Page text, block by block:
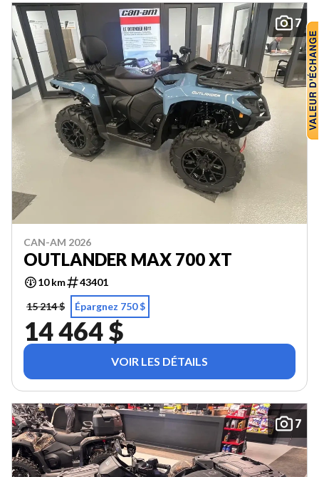
7
CAN-AM 2026
OUTLANDER MAX 700 XT
10 km
43401
15 214 $
Épargnez 750 $
14 464 $
VOIR LES DÉTAILS
7